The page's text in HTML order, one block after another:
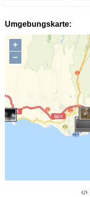
Umgebungskarte:
+
−